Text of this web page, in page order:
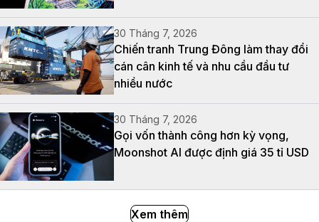
30 Tháng 7, 2026
Chiến tranh Trung Đông làm thay đổi
cán cân kinh tế và nhu cầu đầu tư
nhiều nước
30 Tháng 7, 2026
Gọi vốn thành công hơn kỳ vọng,
Moonshot AI được định giá 35 tỉ USD
Xem thêm